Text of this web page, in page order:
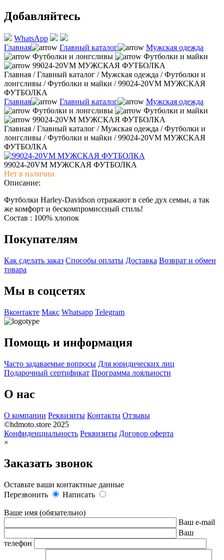
Добавляйтесь
WhatsApp
Главная
Главный каталог
Мужская одежда
Футболки и лонгсливы
Футболки и майки
99024-20VM МУЖСКАЯ ФУТБОЛКА
Главная /Главный каталог /Мужская одежда /Футболки и
лонгсливы /Футболки и майки /99024-20VM МУЖСКАЯ
ФУТБОЛКА
Главная
Главный каталог
Мужская одежда
Футболки и лонгсливы
Футболки и майки
99024-20VM МУЖСКАЯ ФУТБОЛКА
Главная /Главный каталог /Мужская одежда /Футболки и
лонгсливы /Футболки и майки /99024-20VM МУЖСКАЯ
ФУТБОЛКА
99024-20VM МУЖСКАЯ ФУТБОЛКА
Нет в наличии
Описание:
Футболки Harley-Davidson отражают в себе дух семьи, а так
же комфорт и бескомпромиссный стиль!
Состав : 100% хлопок
Покупателям
Как сделать заказ Способы оплаты Доставка Возврат и обмен
товара
Мы в соцсетях
Вконтакте Макс Whatsapp Telegram
Помощь и информация
Часто задаваемые вопросы Для юридических лиц
Подарочный сертификат Программа лояльности
О нас
О компании Реквизиты Контакты Отзывы
©hdmoto.store 2025
Конфиденциальность Реквизиты Договор оферта
×
Заказать звонок
Оставьте ваши контактные данные
Перезвонить
Написать
Ваше имя (обязательно)
Ваш e-mail
Ваш
телефон